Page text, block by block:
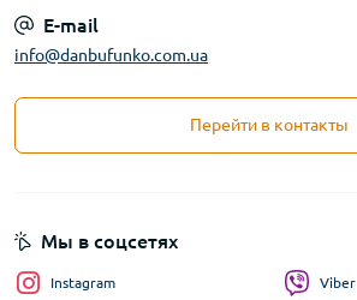
E-mail
info@danbufunko.com.ua
Перейти в контакты
Мы в соцсетях
Instagram Viber